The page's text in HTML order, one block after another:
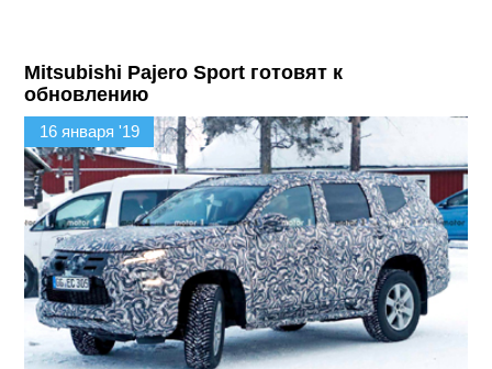
Mitsubishi Pajero Sport готовят к
обновлению
16 января '19